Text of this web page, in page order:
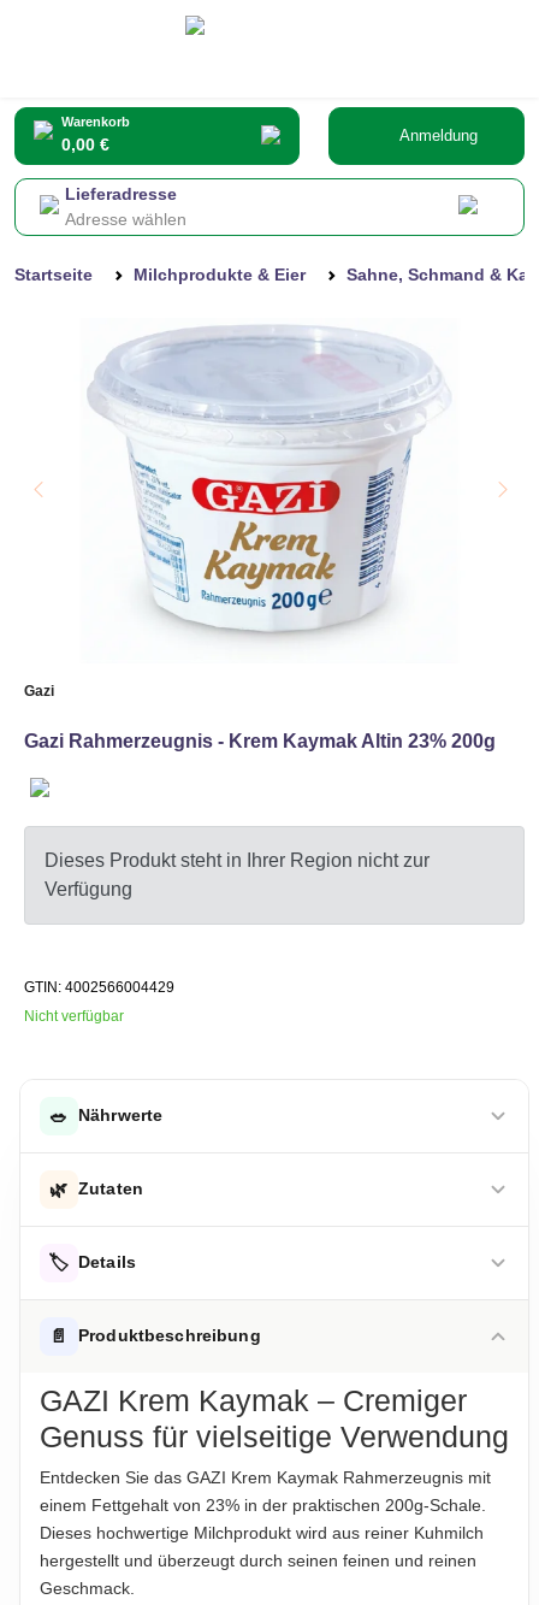
Warenkorb
0,00 € Anmeldung
Lieferadresse
Adresse wählen
Startseite Milchprodukte & Eier Sahne, Schmand &
Gazi
Gazi Rahmerzeugnis - Krem Kaymak Altin 23% 200g
Dieses Produkt steht in Ihrer Region nicht zur
Verfügung
GTIN: 4002566004429
Nicht verfügbar
🥗 Nährwerte
Energie 245 kcal
-davon gesättigte Fettsäuren
Kohlenhydrate
-davon Zucker 3 g
Eiweiß 2 g
Salz 0.1 g
Hinweis zur Haftung: Für die vorstehenden Angaben wird keine Haftung
🌿 Zutaten
übernommen. Bitte prüfen Sie die Angaben auf der jeweiligen
Produktverpackung; nur diese sind verbindlich.
🏷️ Details
ALLERGENHINWEISE
AUFBEWAHRUNGSHINWEIS
Kühl bei +4°C bis +8°C lagern
HERKUNFTSLAND
Deutschland
HINWEIS
Für die vorstehenden Angaben wird keine Haftung
📄 Produktbeschreibung
GAZI Krem Kaymak – Cremiger
Genuss für vielseitige Verwendung
Entdecken Sie das GAZI Krem Kaymak Rahmerzeugnis mit
einem Fettgehalt von 23% in der praktischen 200g-Schale.
Dieses hochwertige Milchprodukt wird aus reiner Kuhmilch
hergestellt und überzeugt durch seinen feinen und reinen
Geschmack.